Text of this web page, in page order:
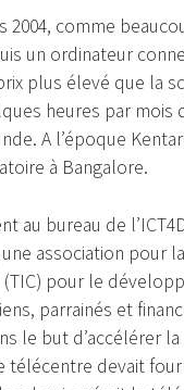
2004, comme
un ordinateur
plus élevé que la
heures par mois
A l’époque
à Bangalore.
au bureau de
association pour
pour le
parrainés et
le but d’accélérer
télécentre devait